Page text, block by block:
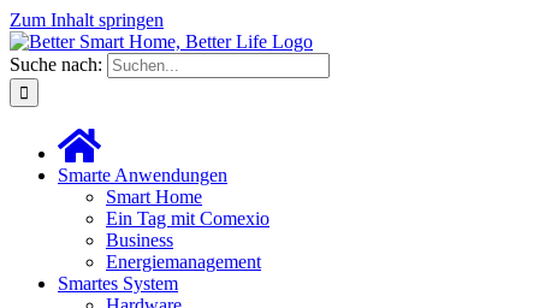
Zum Inhalt springen
Suche nach:
Smarte Anwendungen
Smart Home
Ein Tag mit Comexio
Business
Energiemanagement
Smartes System